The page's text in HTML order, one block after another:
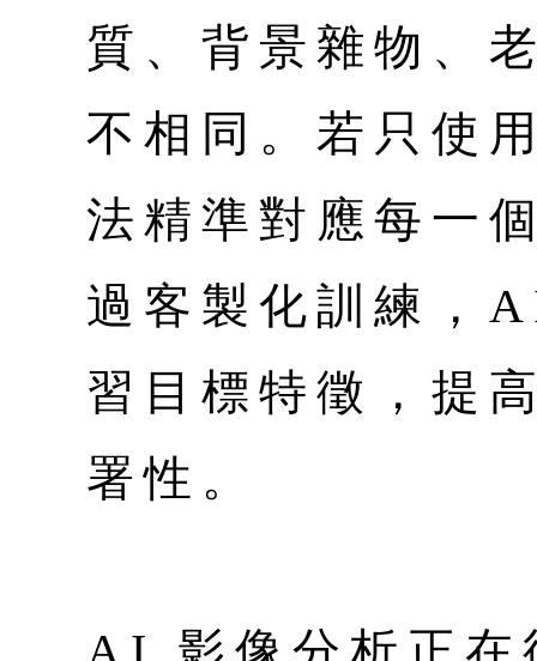
質、背景雜物、
不相同。若只使
法精準對應每一
過客製化訓練，
習目標特徵，提
署性。